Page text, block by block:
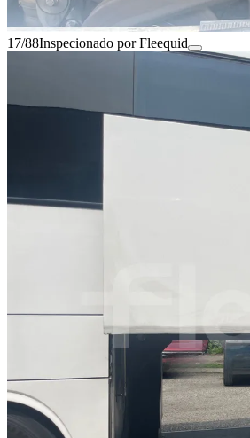
17/88Inspecionado por Fleequid